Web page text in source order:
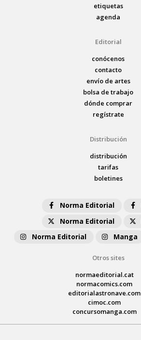
etiquetas
agenda
Editorial
conócenos
contacto
envío de artes
bolsa de trabajo
dónde comprar
regístrate
Distribución
distribución
tarifas
boletines
Norma Editorial
Norma Editorial
Norma Editorial
Manga
Otros sites
normaeditorial.cat
normacomics.com
editorialastronave.com
cimoc.com
concursomanga.com